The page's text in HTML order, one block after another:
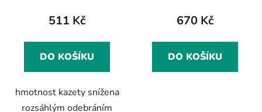
511 Kč
DO KOŠÍKU
hmotnost kazety snížena
rozsáhlým odebráním
670 Kč
DO KOŠÍKU